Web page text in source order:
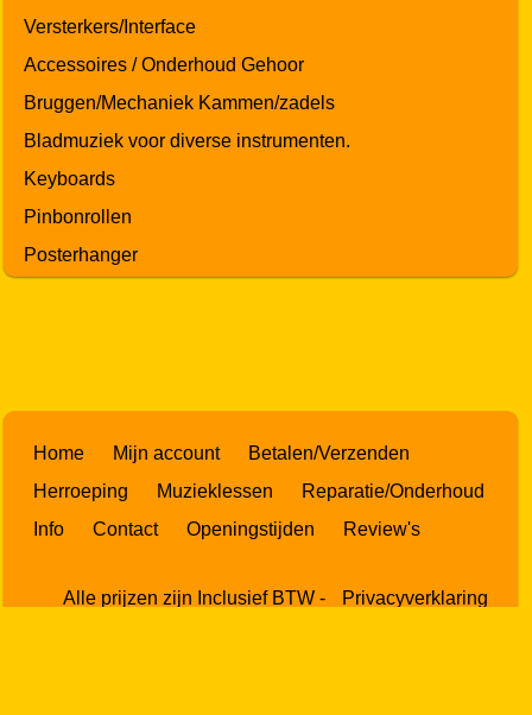
Versterkers/Interface
Accessoires / Onderhoud Gehoor
Bruggen/Mechaniek Kammen/zadels
Bladmuziek voor diverse instrumenten.
Keyboards
Pinbonrollen
Posterhanger
Home Mijn account
Betalen/Verzenden
Herroeping
Muzieklessen
Reparatie/Onderhoud
Info
Contact Openingstijden Review's
Alle prijzen zijn Inclusief BTW - Privacyverklaring